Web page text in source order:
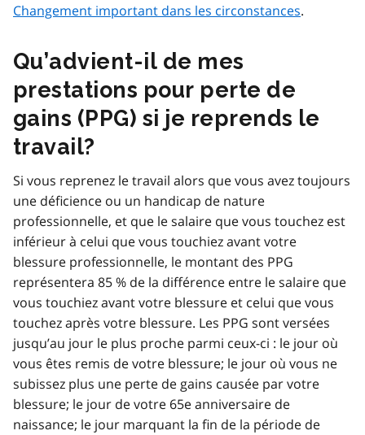
Changement important dans les circonstances.
Qu’advient-il de mes
prestations pour perte de
gains (PPG) si je reprends le
travail?
Si vous reprenez le travail alors que vous avez toujours
une déficience ou un handicap de nature
professionnelle, et que le salaire que vous touchez est
inférieur à celui que vous touchiez avant votre
blessure professionnelle, le montant des PPG
représentera 85 % de la différence entre le salaire que
vous touchiez avant votre blessure et celui que vous
touchez après votre blessure. Les PPG sont versées
jusqu’au jour le plus proche parmi ceux-ci : le jour où
vous êtes remis de votre blessure; le jour où vous ne
subissez plus une perte de gains causée par votre
blessure; le jour de votre 65e anniversaire de
naissance; le jour marquant la fin de la période de